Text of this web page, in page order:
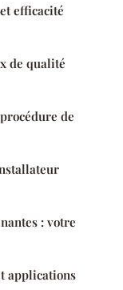
efficacité
de qualité
de
: votre
applications